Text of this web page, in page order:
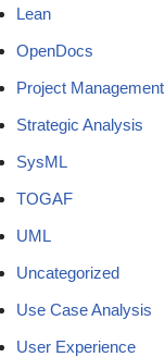
Lean
OpenDocs
Project Management
Strategic Analysis
SysML
TOGAF
UML
Uncategorized
Use Case Analysis
User Experience